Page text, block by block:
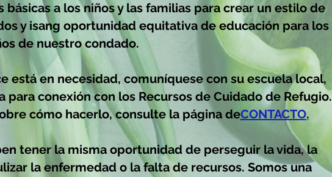
a los niños y las familias para crear un estilo de
y isang oportunidad equitativa de educación para los
de nuestro condado.
está en necesidad, comuníquese con su escuela local,
para conexión con los Recursos de Cuidado de Refugio.
cómo hacerlo, consulte la página deCONTACTO.
tener la misma oportunidad de perseguir la vida, la
la enfermedad o la falta de recursos. Somos una